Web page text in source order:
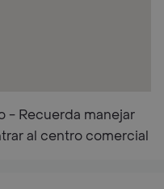
- Recuerda manejar
al centro comercial